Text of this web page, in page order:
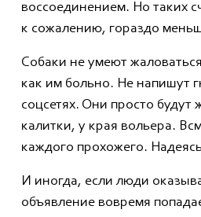
воссоединением. Но таких
к сожалению, гораздо
Собаки не умеют
как им больно. Не напишут
соцсетях. Они просто будут
калитки, у края вольера.
каждого прохожего.
И иногда, если люди
объявление вовремя